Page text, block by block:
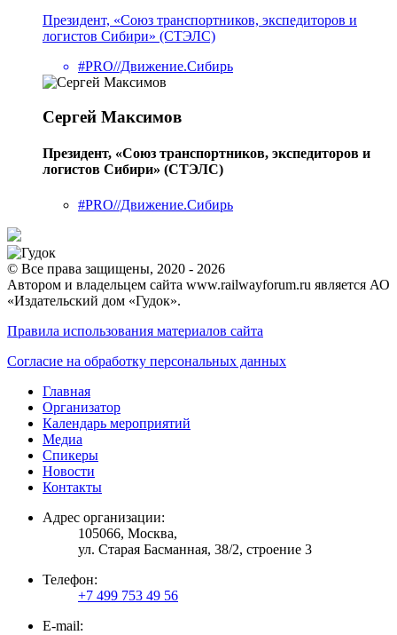
Президент, «Союз транспортников, экспедиторов и
логистов Сибири» (СТЭЛС)
#PRO//Движение.Сибирь
Сергей Максимов
Президент, «Союз транспортников, экспедиторов и
логистов Сибири» (СТЭЛС)
#PRO//Движение.Сибирь
© Все права защищены, 2020 - 2026
Автором и владельцем сайта www.railwayforum.ru является АО
«Издательский дом «Гудок».
Правила использования материалов сайта
Согласие на обработку персональных данных
Главная
Организатор
Календарь мероприятий
Медиа
Спикеры
Новости
Контакты
Адрес организации:
105066, Москва,
ул. Старая Басманная, 38/2, строение 3
Телефон:
+7 499 753 49 56
E-mail: